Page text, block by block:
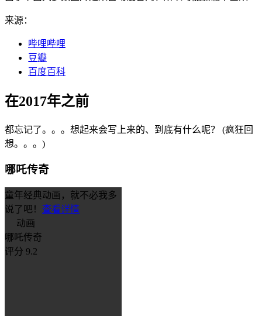
来源：
哔哩哔哩
豆瓣
百度百科
在2017年之前
都忘记了。。。想起来会写上来的、到底有什么呢？ (疯狂回
想。。。)
哪吒传奇
童年经典动画，就不必我多
说了吧！ 查看详情
动画
哪吒传奇
评分 9.2